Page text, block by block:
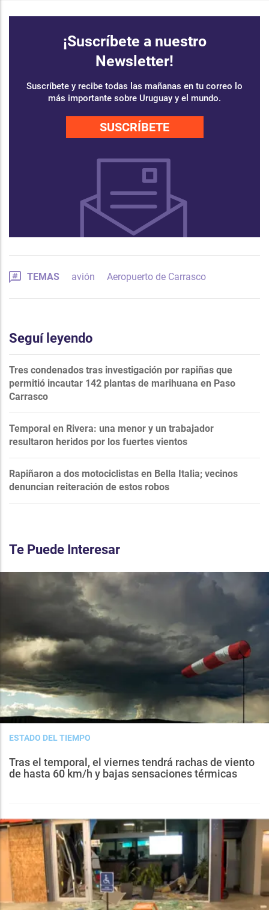
¡Suscríbete a nuestro
Newsletter!
Suscríbete y recibe todas las mañanas en tu correo lo
más importante sobre Uruguay y el mundo.
SUSCRÍBETE
TEMAS avión Aeropuerto de Carrasco
Seguí leyendo
Tres condenados tras investigación por rapiñas que
permitió incautar 142 plantas de marihuana en Paso
Carrasco
Temporal en Rivera: una menor y un trabajador
resultaron heridos por los fuertes vientos
Rapiñaron a dos motociclistas en Bella Italia; vecinos
denuncian reiteración de estos robos
Te Puede Interesar
ESTADO DEL TIEMPO
Tras el temporal, el viernes tendrá rachas de viento
de hasta 60 km/h y bajas sensaciones térmicas